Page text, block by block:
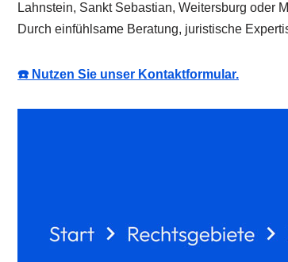
Lahnstein, Sankt Sebastian, Weitersburg oder
Durch einfühlsame Beratung, juristische
☎️ Nutzen Sie unser Kontaktformular.